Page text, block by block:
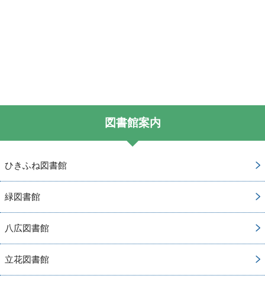
図書館案内
ひきふね図書館
緑図書館
八広図書館
立花図書館